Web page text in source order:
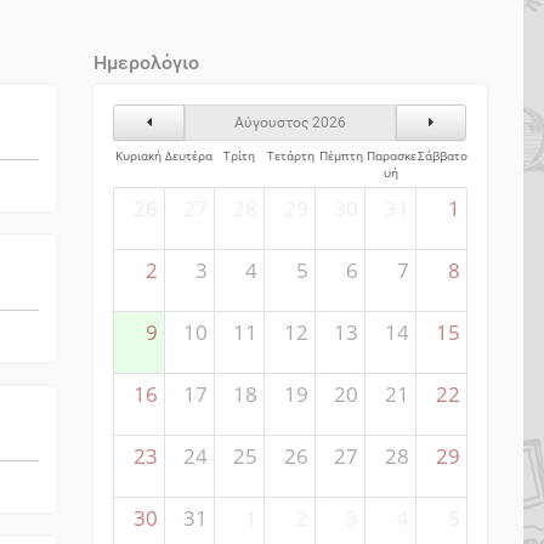
Ημερολόγιο
Προηγούμενος Μήνας
Αύγουστος 2026
Επόμενος Μήνας
Κυριακή Δευτέρα Τρίτη Τετάρτη Πέμπτη Παρασκε
υή
Σάββατο
26 1
2 3 4 5 6 7 8
9 10 11 12 13 14 15
16 17 18 19 20 21 22
23 24 25 26 27 28 29
30 31 5